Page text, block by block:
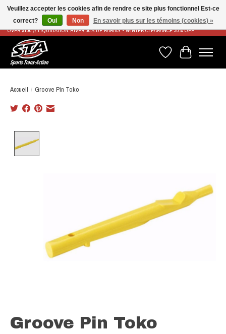
LIVRAISON RAPIDE ET GRATUITE À PARTIR DE 100$ - FAST & FREE SHIPPING ON ORDERS
OVER $100 // LIQUIDATION HIVER 30% DE RABAIS - WINTER CLEARANCE 30% OFF
Liste de souhaits
Panier
Accueil / Groove Pin Toko
Groove Pin Toko
Veuillez accepter les cookies afin de rendre ce site plus fonctionnel Est-ce
correct?
Oui Non En savoir plus sur les témoins (cookies) »